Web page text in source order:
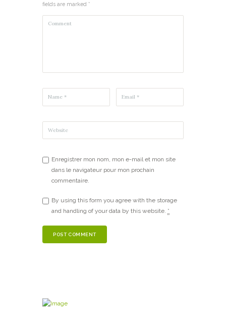
fields are marked *
Enregistrer mon nom, mon e-mail et mon site
dans le navigateur pour mon prochain
commentaire.
By using this form you agree with the storage
and handling of your data by this website. *